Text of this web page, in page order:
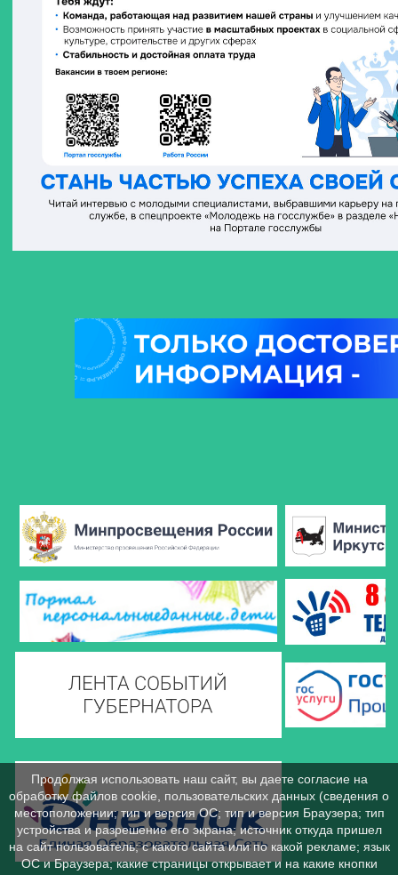
Продолжая использовать наш сайт, вы даете согласие на
обработку файлов cookie, пользовательских данных (сведения о
местоположении; тип и версия ОС; тип и версия Браузера; тип
устройства и разрешение его экрана; источник откуда пришел
на сайт пользователь; с какого сайта или по какой рекламе; язык
ОС и Браузера; какие страницы открывает и на какие кнопки